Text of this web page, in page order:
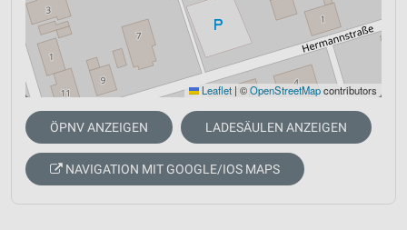
Leaflet | ©OpenStreetMapcontributors
ÖPNV ANZEIGEN LADESÄULEN ANZEIGEN
NAVIGATION MIT GOOGLE/IOS MAPS